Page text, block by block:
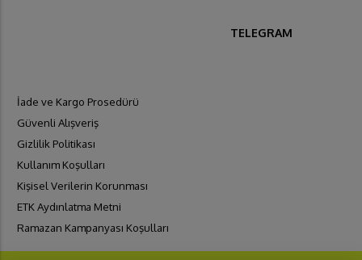
TELEGRAM
İade ve Kargo Prosedürü
Güvenli Alışveriş
Gizlilik Politikası
Kullanım Koşulları
Kişisel Verilerin Korunması
ETK Aydınlatma Metni
Ramazan Kampanyası Koşulları